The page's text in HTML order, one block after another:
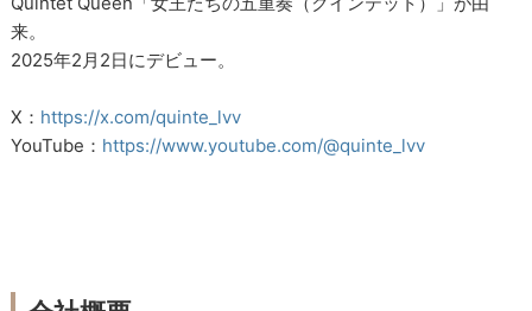
来。
2025年2月2日にデビュー。
X： https://x.com/quinte_lvv
YouTube： https://www.youtube.com/@quinte_lvv